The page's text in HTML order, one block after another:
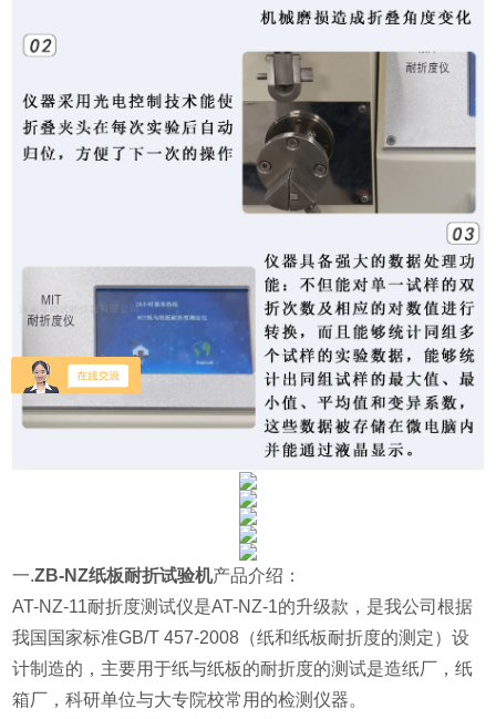
一.ZB-NZ纸板耐折试验机产品介绍：
AT-NZ-11耐折度测试仪是AT-NZ-1的升级款，是我公司根据
我国国家标准GB/T 457-2008（纸和纸板耐折度的测定）设
计制造的，主要用于纸与纸板的耐折度的测试是造纸厂，纸
箱厂，科研单位与大专院校常用的检测仪器。